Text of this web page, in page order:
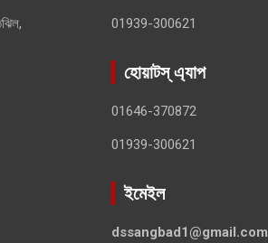
01939-300621
হোয়াটস্ এ্যাপ
01646-370872
01939-300621
ইমেইল
dssangbad1@gmail.com